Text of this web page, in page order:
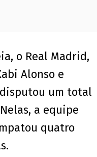
o Real Madrid,
Alonso e
um total
a equipe
quatro